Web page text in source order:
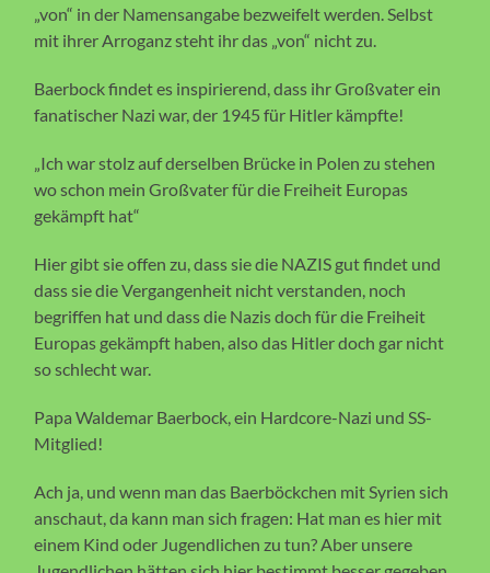
„von“ in der Namensangabe bezweifelt werden. Selbst
mit ihrer Arroganz steht ihr das „von“ nicht zu.
Baerbock findet es inspirierend, dass ihr Großvater ein
fanatischer Nazi war, der 1945 für Hitler kämpfte!
„Ich war stolz auf derselben Brücke in Polen zu stehen
wo schon mein Großvater für die Freiheit Europas
gekämpft hat“
Hier gibt sie offen zu, dass sie die NAZIS gut findet und
dass sie die Vergangenheit nicht verstanden, noch
begriffen hat und dass die Nazis doch für die Freiheit
Europas gekämpft haben, also das Hitler doch gar nicht
so schlecht war.
Papa Waldemar Baerbock, ein Hardcore-Nazi und SS-
Mitglied!
Ach ja, und wenn man das Baerböckchen mit Syrien sich
anschaut, da kann man sich fragen: Hat man es hier mit
einem Kind oder Jugendlichen zu tun? Aber unsere